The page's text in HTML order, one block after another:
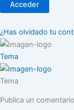
¿Has olvidado tu
Tema
Tema
Publica un comentario